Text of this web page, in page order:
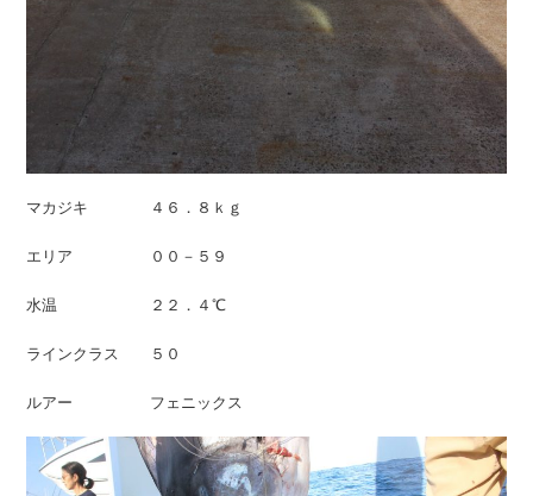
マカジキ ４６．８ｋｇ
エリア ００－５９
水温 ２２．４℃
ラインクラス ５０
ルアー フェニックス